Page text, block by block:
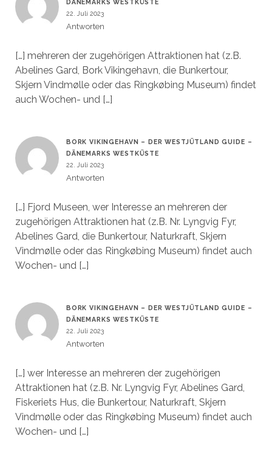
DÄNEMARKS WESTKÜSTE
22. Juli 2023
Antworten
[…] mehreren der zugehörigen Attraktionen hat (z.B.
Abelines Gard, Bork Vikingehavn, die Bunkertour,
Skjern Vindmølle oder das Ringkøbing Museum) findet
auch Wochen- und […]
BORK VIKINGEHAVN – DER WESTJÜTLAND GUIDE –
DÄNEMARKS WESTKÜSTE
22. Juli 2023
Antworten
[…] Fjord Museen, wer Interesse an mehreren der
zugehörigen Attraktionen hat (z.B. Nr. Lyngvig Fyr,
Abelines Gard, die Bunkertour, Naturkraft, Skjern
Vindmølle oder das Ringkøbing Museum) findet auch
Wochen- und […]
BORK VIKINGEHAVN – DER WESTJÜTLAND GUIDE –
DÄNEMARKS WESTKÜSTE
22. Juli 2023
Antworten
[…] wer Interesse an mehreren der zugehörigen
Attraktionen hat (z.B. Nr. Lyngvig Fyr, Abelines Gard,
Fiskeriets Hus, die Bunkertour, Naturkraft, Skjern
Vindmølle oder das Ringkøbing Museum) findet auch
Wochen- und […]